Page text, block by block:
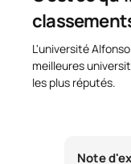
L'université
meilleures
les plus réputés.
Note